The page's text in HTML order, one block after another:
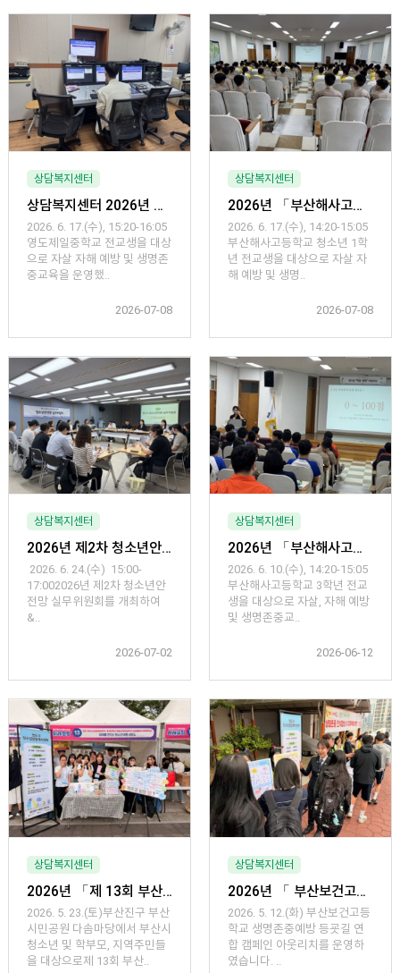
상담복지센터
상담복지센터 2026년 「영도제일중학교(1차) 자살, 자해 예방 및 생명존중교육」운영
2026. 6. 17.(수), 15:20-16:05
영도제일중학교 전교생을 대상
으로 자살 자해 예방 및 생명존
중교육을 운영했..
2026-07-08
상담복지센터
2026년 「부산해사고등학교(2차) 자살, 자해 예방 및 생명존중교육」운영
2026. 6. 17.(수), 14:20-15:05
부산해사고등학교 청소년 1학
년 전교생을 대상으로 자살 자
해 예방 및 생명..
2026-07-08
상담복지센터
2026년 제2차 청소년안전망 실무위원회 회의 개최
2026. 6. 24.(수) 15:00-
17:002026년 제2차 청소년안
전망 실무위원회를 개최하여
&..
2026-07-02
상담복지센터
2026년 「부산해사고등학교(1차) 자살, 자해 예방 및 생명존중교육」운영
2026. 6. 10.(수), 14:20-15:05
부산해사고등학교 3학년 전교
생을 대상으로 자살, 자해 예방
및 생명존중교..
2026-06-12
상담복지센터
2026년 「제 13회 부산 청소년 열린 축제 체험부스 아웃리치」
2026. 5. 23.(토)부산진구 부산
시민공원 다솜마당에서 부산시
청소년 및 학부모, 지역주민들
을 대상으로제 13회 부산..
상담복지센터
2026년 「 부산보건고등학교 생명존중·마음돌봄 연합 등굣길 캠페인 아웃리치」운영
2026. 5. 12.(화) 부산보건고등
학교 생명존중예방 등굣길 연
합 캠페인 아웃리치를 운영하
였습니다. ..